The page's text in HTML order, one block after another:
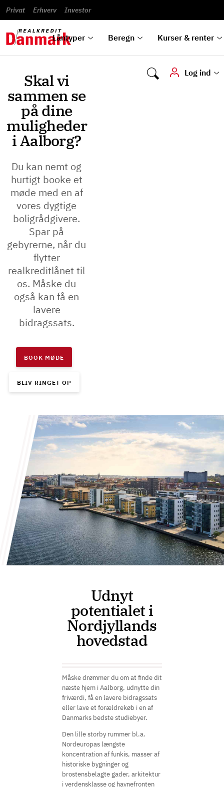
Privat Erhverv Investor
Låntyper Beregn Kurser & renter
Log ind
til bolig
Alle
låntyper
omlægning
Se alle
beregnere
Renteprognose
Bestil
kursovervågning
rentetilpasning
vilkår
Blanketter
Samarbejdspartnere
guides
hvad
vi kan
tilbyde
Skal vi
sammen se
på dine
muligheder
i Aalborg?
Du kan nemt og
hurtigt booke et
møde med en af
vores dygtige
boligrådgivere.
Spar på
gebyrerne, når du
flytter
realkreditlånet til
os. Måske du
også kan få en
lavere
bidragssats.
BOOK MØDE
BLIV RINGET OP
Udnyt
potentialet i
Nordjyllands
hovedstad
Måske drømmer du om at finde dit
næste hjem i Aalborg, udnytte din
friværdi, få en lavere bidragssats
eller lave et forældrekøb i en af
Danmarks bedste studiebyer.
Den lille storby rummer bl.a.
Nordeuropas længste
koncentration af funkis, masser af
historiske bygninger og
brostensbelagte gader, arkitektur
i verdensklasse og havnefronten